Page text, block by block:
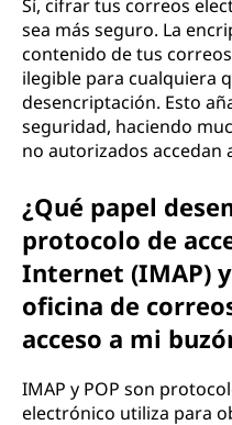
Sí, cifrar tus correos
sea más seguro. La
contenido de tus
ilegible para cualquiera
desencriptación. Esto
seguridad, haciendo
no autorizados accedan
¿Qué papel
protocolo de
Internet (IMAP)
oficina de
acceso a mi
IMAP y POP son
electrónico utiliza para